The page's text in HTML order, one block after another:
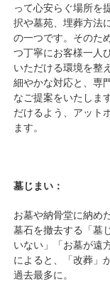
って心安らぐ場所を
択や墓苑、埋葬方法
の一つです。そのた
つ丁寧にお客様一人
いただける環境を整
細やかな対応と、専
なご提案をいたしま
だけるよう、アット
ます。
墓じまい：
お墓や納骨堂に納め
墓石を撤去する「墓
いない」「お墓が遠
によると、「改葬」
過去最多に。